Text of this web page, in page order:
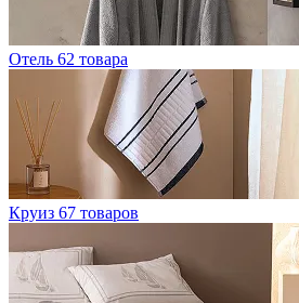
Отель 62 товара
Круиз 67 товаров